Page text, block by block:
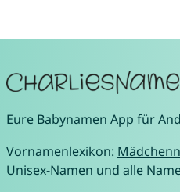
Eure Babynamen App für
Vornamenlexikon:
Unisex-Namen und alle